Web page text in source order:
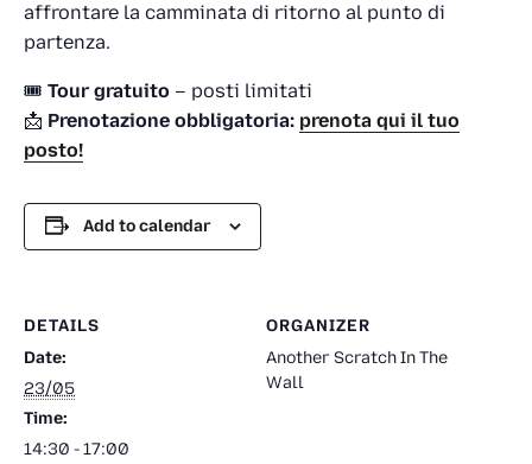
affrontare la camminata di ritorno al punto di
partenza.
🎟️ Tour gratuito – posti limitati
📩 Prenotazione obbligatoria: prenota qui il tuo
posto!
Add to calendar
DETAILS
Date:
23/05
Time:
14:30 - 17:00
ORGANIZER
Another Scratch In The
Wall